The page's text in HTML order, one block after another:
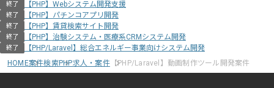
終了 【PHP】Webシステム開発支援
終了 【PHP】パチンコアプリ開発
終了 【PHP】賃貸検索サイト開発
終了 【PHP】治験システム・医療系CRMシステム開発
終了
【PHP/Laravel】総合エネルギー事業向けシステム開発
HOME案件検索PHP求人・案件【PHP/Laravel】動画制作ツール開発案件